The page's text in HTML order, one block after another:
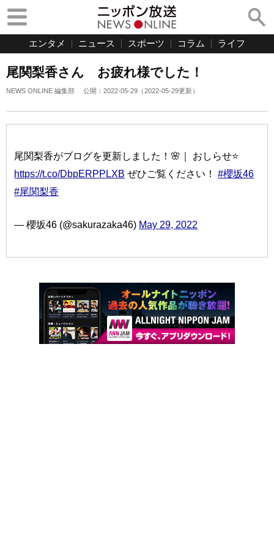
エンタメ ニュース スポーツ コラム ライフ
尾関梨香さん お疲れ様でした！
NEWS ONLINE 編集部 公開： 2022-05-29 （2022-05-29更新）
尾関梨香がブログを更新しました！🌸｜ おしらせ⭐️
https://t.co/DbpERPPLXB ぜひご覧ください！#櫻坂46
#尾関梨香
— 櫻坂46 (@sakurazaka46) May 29, 2022